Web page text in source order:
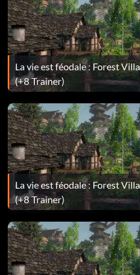
La vie est féodale : Forest
(+8 Trainer)
La vie est féodale : Forest
(+8 Trainer)